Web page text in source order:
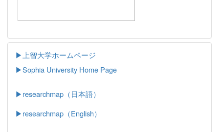
▶上智大学ホームページ
▶Sophia University Home Page
▶researchmap（日本語）
▶researchmap（English）